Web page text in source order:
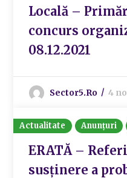
Locală –
concurs
08.12.2021
Sector5.ro 4
Actualitate Anunțuri
ERATĂ –
susținere a